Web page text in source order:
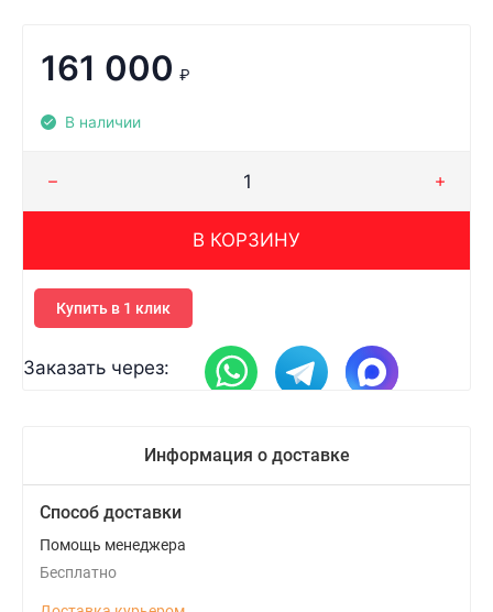
161 000 ₽
В наличии
В КОРЗИНУ
Купить в 1 клик
Заказать через:
Информация о доставке
Способ доставки
Помощь менеджера
Бесплатно